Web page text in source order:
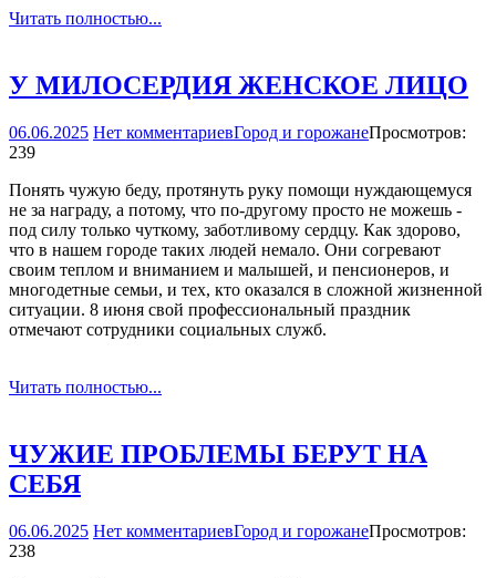
Читать полностью...
У МИЛОСЕРДИЯ ЖЕНСКОЕ ЛИЦО
06.06.2025 Нет комментариевГород и горожанеПросмотров:
239
Понять чужую беду, протянуть руку помощи нуждающемуся
не за награду, а потому, что по-другому просто не можешь -
под силу только чуткому, заботливому сердцу. Как здорово,
что в нашем городе таких людей немало. Они согревают
своим теплом и вниманием и малышей, и пенсионеров, и
многодетные семьи, и тех, кто оказался в сложной жизненной
ситуации. 8 июня свой профессиональный праздник
отмечают сотрудники социальных служб.
Читать полностью...
ЧУЖИЕ ПРОБЛЕМЫ БЕРУТ НА
СЕБЯ
06.06.2025 Нет комментариевГород и горожанеПросмотров:
238